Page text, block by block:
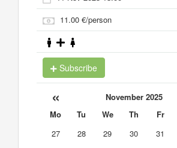
11.00 €/person
Subscribe
« November 2025
Mo Tu We Th Fr
27
28 29 30 31